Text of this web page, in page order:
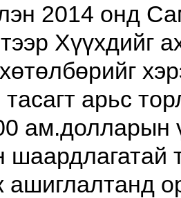
2014 онд
Xүүхдийг
арьс
ам.долларын
шаардлагатай